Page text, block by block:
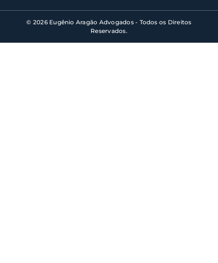
© 2026 Eugênio Aragão Advogados - Todos os Direitos
Reservados.